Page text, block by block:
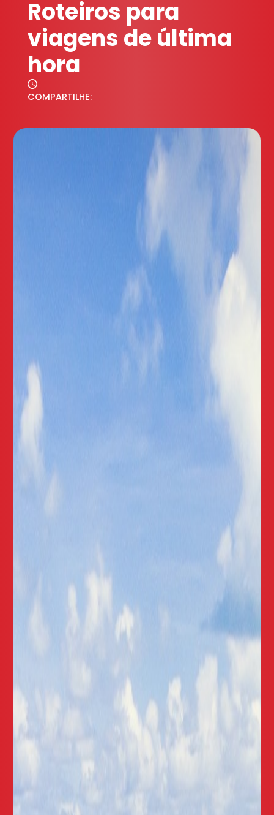
Roteiros para
viagens de última
hora
COMPARTILHE: